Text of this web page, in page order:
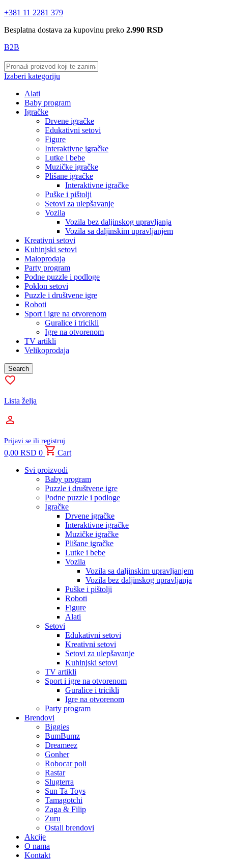
+381 11 2281 379
Besplatna dostava za kupovinu preko 2.990 RSD
B2B
Izaberi kategoriju
Alati
Baby program
Igračke
Drvene igračke
Edukativni setovi
Figure
Interaktivne igračke
Lutke i bebe
Muzičke igračke
Plišane igračke
Interaktivne igračke
Puške i pištolji
Setovi za ulepšavanje
Vozila
Vozila bez daljinskog upravljanja
Vozila sa daljinskim upravljanjem
Kreativni setovi
Kuhinjski setovi
Maloprodaja
Party program
Podne puzzle i podloge
Poklon setovi
Puzzle i društvene igre
Roboti
Sport i igre na otvorenom
Guralice i tricikli
Igre na otvorenom
TV artikli
Velikoprodaja
Search
Lista želja
Prijavi se ili registruj
0,00 RSD 0
Cart
Svi proizvodi
Baby program
Puzzle i društvene igre
Podne puzzle i podloge
Igračke
Drvene igračke
Interaktivne igračke
Muzičke igračke
Plišane igračke
Lutke i bebe
Vozila
Vozila sa daljinskim upravljanjem
Vozila bez daljinskog upravljanja
Puške i pištolji
Roboti
Figure
Alati
Setovi
Edukativni setovi
Kreativni setovi
Setovi za ulepšavanje
Kuhinjski setovi
TV artikli
Sport i igre na otvorenom
Guralice i tricikli
Igre na otvorenom
Party program
Brendovi
Biggies
BumBumz
Dreameez
Gonher
Robocar poli
Rastar
Slugterra
Sun Ta Toys
Tamagotchi
Zaga & Filip
Zuru
Ostali brendovi
Akcije
O nama
Kontakt